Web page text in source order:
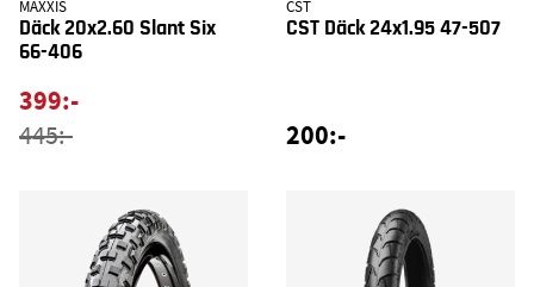
MAXXIS
Däck 20x2.60 Slant Six
66-406
399:-
445:-
CST
CST Däck 24x1.95 47-507
200:-